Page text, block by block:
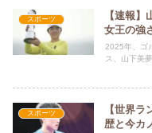
スポーツ
【速報
女王の強
2025年、ゴ
ス、山下美
スポーツ
【世界
歴と今カ